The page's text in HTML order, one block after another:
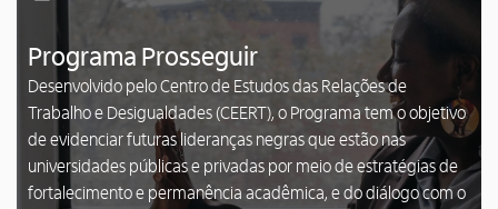
Programa Prosseguir
Desenvolvido pelo Centro de Estudos das Relações de
Trabalho e Desigualdades (CEERT), o Programa tem o objetivo
de evidenciar futuras lideranças negras que estão nas
universidades públicas e privadas por meio de estratégias de
fortalecimento e permanência acadêmica, e do diálogo com o